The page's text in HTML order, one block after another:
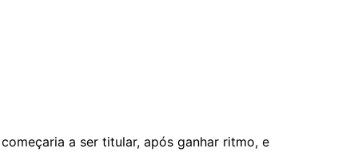
a ser titular, após ganhar ritmo, e